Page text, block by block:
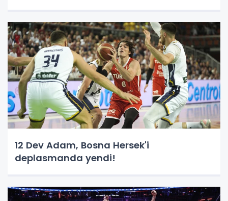
12 Dev Adam, Bosna Hersek'i
deplasmanda yendi!